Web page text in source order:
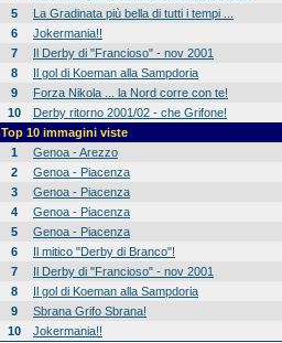
5
La Gradinata più bella di tutti i tempi ...
6
Jokermania!!
7
Il Derby di "Francioso" - nov 2001
8
Il gol di Koeman alla Sampdoria
9
Forza Nikola ... la Nord corre con te!
10
Derby ritorno 2001/02 - che Grifone!
Top 10 immagini viste
1
Genoa - Arezzo
2
Genoa - Piacenza
3
Genoa - Piacenza
4
Genoa - Piacenza
5
Genoa - Piacenza
6
Il mitico "Derby di Branco"!
7
Il Derby di "Francioso" - nov 2001
8
Il gol di Koeman alla Sampdoria
9
Sbrana Grifo Sbrana!
10
Jokermania!!